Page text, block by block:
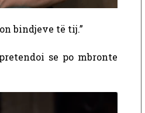
bindjeve të tij.”
se po mbronte